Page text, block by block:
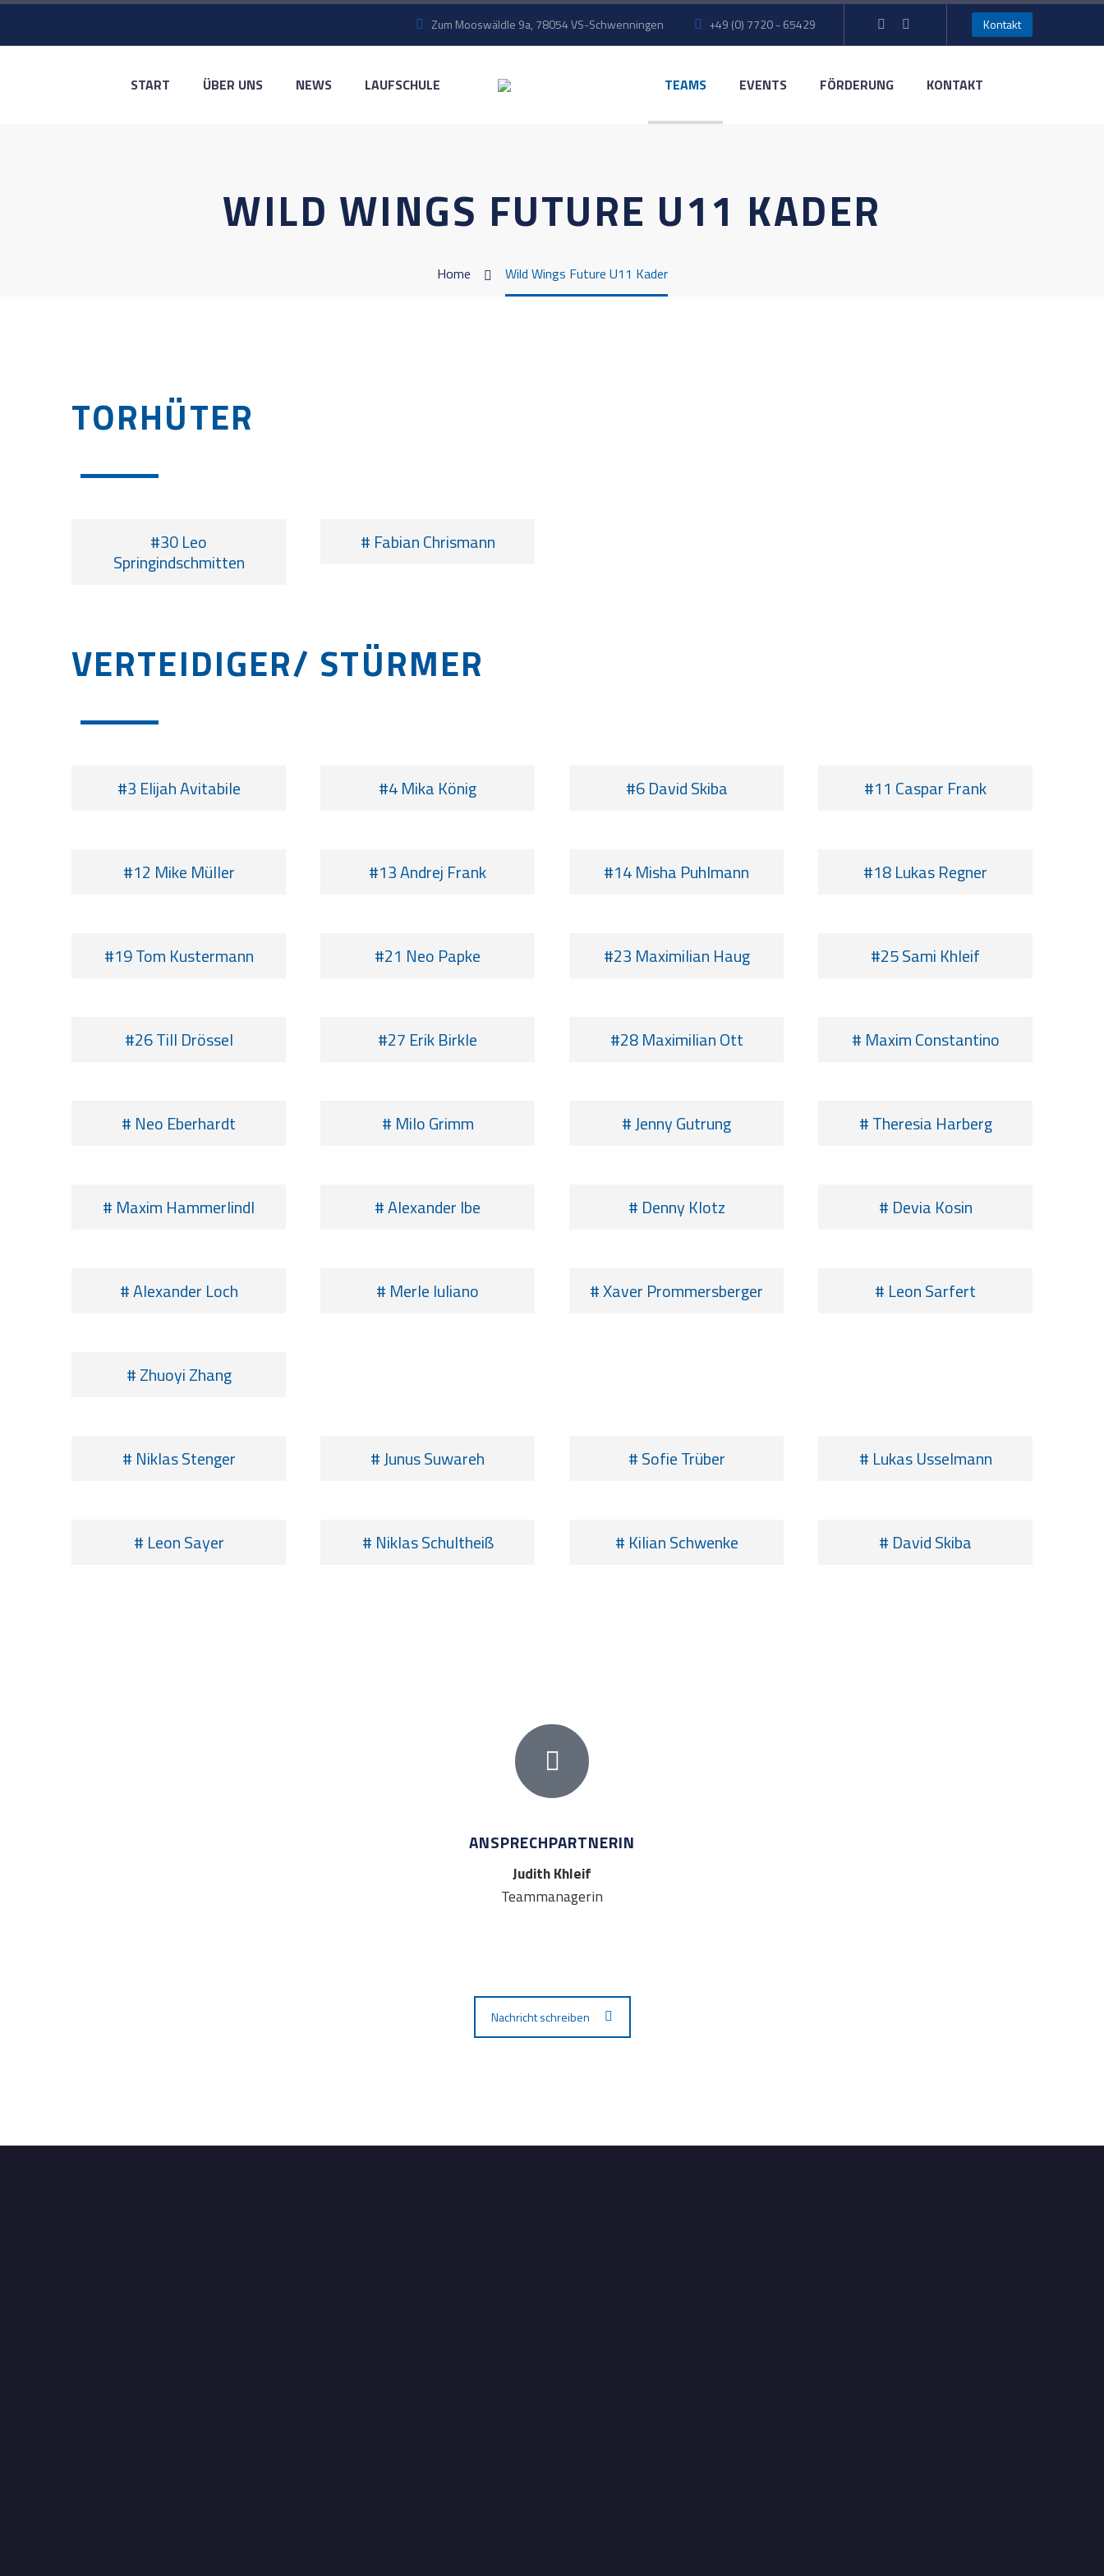
Zum Mooswäldle 9a, 78054 VS-Schwenningen +49 (0) 7720 - 65429 Kontakt
START ÜBER UNS NEWS LAUFSCHULE TEAMS EVENTS FÖRDERUNG KONTAKT
WILD WINGS FUTURE U11 KADER
Home Wild Wings Future U11 Kader
TORHÜTER
#30 Leo
Springindschmitten
# Fabian Chrismann
VERTEIDIGER/ STÜRMER
#3 Elijah Avitabile #4 Mika König #6 David Skiba #11 Caspar Frank
#12 Mike Müller #13 Andrej Frank #14 Misha Puhlmann #18 Lukas Regner
#19 Tom Kustermann #21 Neo Papke #23 Maximilian Haug #25 Sami Khleif
#26 Till Drössel #27 Erik Birkle #28 Maximilian Ott # Maxim Constantino
# Neo Eberhardt # Milo Grimm # Jenny Gutrung # Theresia Harberg
# Maxim Hammerlindl # Alexander Ibe # Denny Klotz # Devia Kosin
# Alexander Loch # Merle Iuliano # Xaver Prommersberger # Leon Sarfert
# Zhuoyi Zhang
# Niklas Stenger # Junus Suwareh # Sofie Trüber # Lukas Usselmann
# Leon Sayer # Niklas Schultheiß # Kilian Schwenke # David Skiba
ANSPRECHPARTNERIN
Judith Khleif
Teammanagerin
Nachricht schreiben